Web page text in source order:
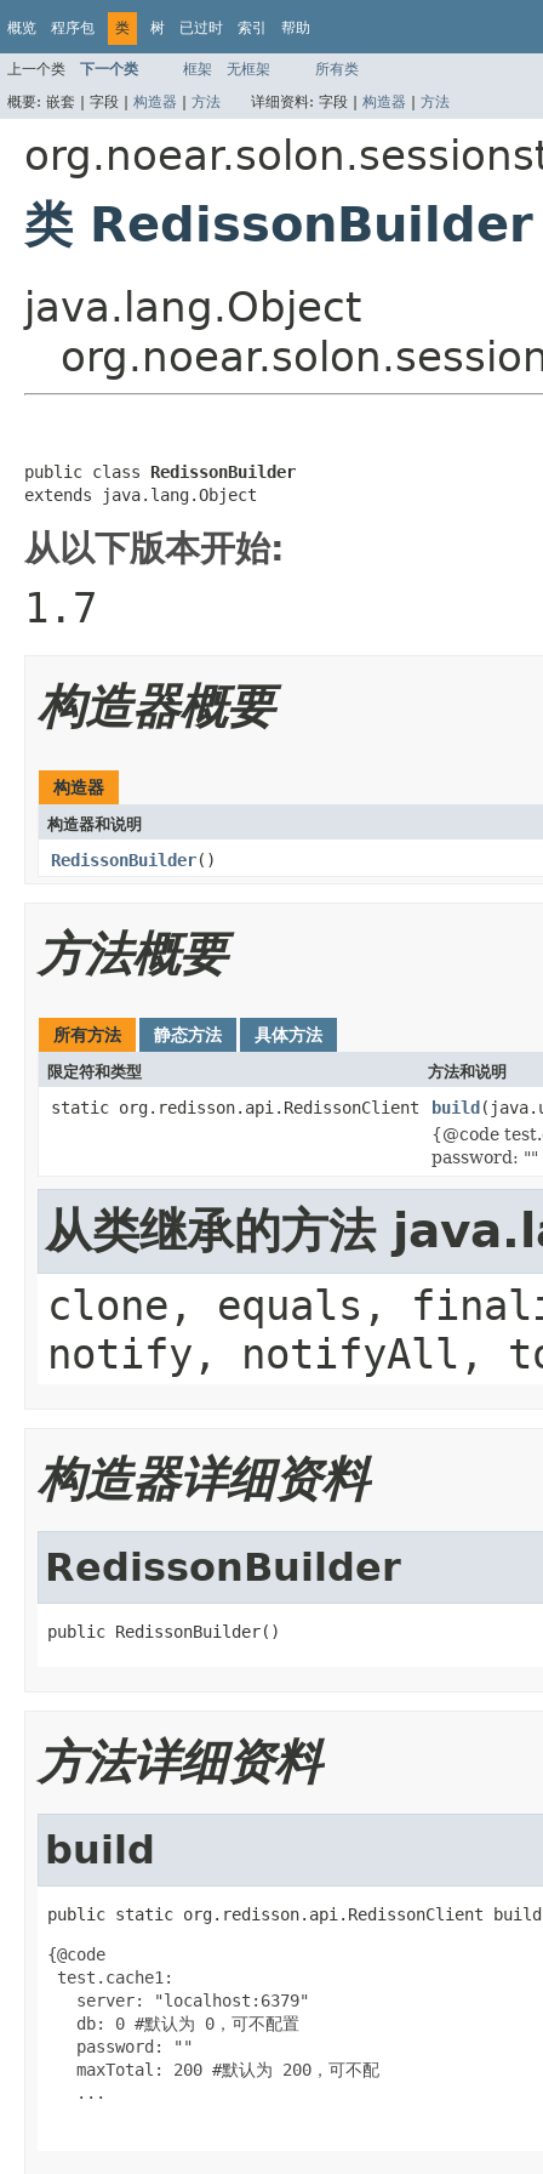
概览 程序包 类 树 已过时 索引 帮助
上一个类 下一个类 框架 无框架
所有类
概要: 嵌套 | 字段 | 构造器 | 方法 详细资料: 字段 | 构造器 | 方法
类 RedissonBuilder
java.lang.Object
public class RedissonBuilder
extends java.lang.Object
从以下版本开始:
1.7
构造器概要
构造器
构造器和说明
RedissonBuilder()
方法概要
所有方法 静态方法 具体方法
限定符和类型 方法和说明
static org.redisson.api.RedissonClient build
{@code
password: ""
从类继承的方法
clone, equals,
notify, notifyAll,
构造器详细资料
RedissonBuilder
public RedissonBuilder()
方法详细资料
build
public static org.redisson.api.RedissonClient
{@code
test.cache1:
   server: "localhost:6379"
   db: 0 #默认为 0，可不配置
   password: ""
   maxTotal: 200 #默认为 200，可不配
   ...